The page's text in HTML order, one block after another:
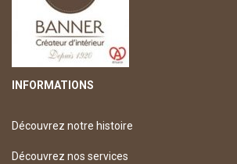
INFORMATIONS
Découvrez notre histoire
Découvrez nos services